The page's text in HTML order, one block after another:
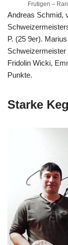
Frutigen –
Andreas Schmid,
P. (25 9er).
Schweizermeister
Fridolin Wicki,
Punkte.
Starke